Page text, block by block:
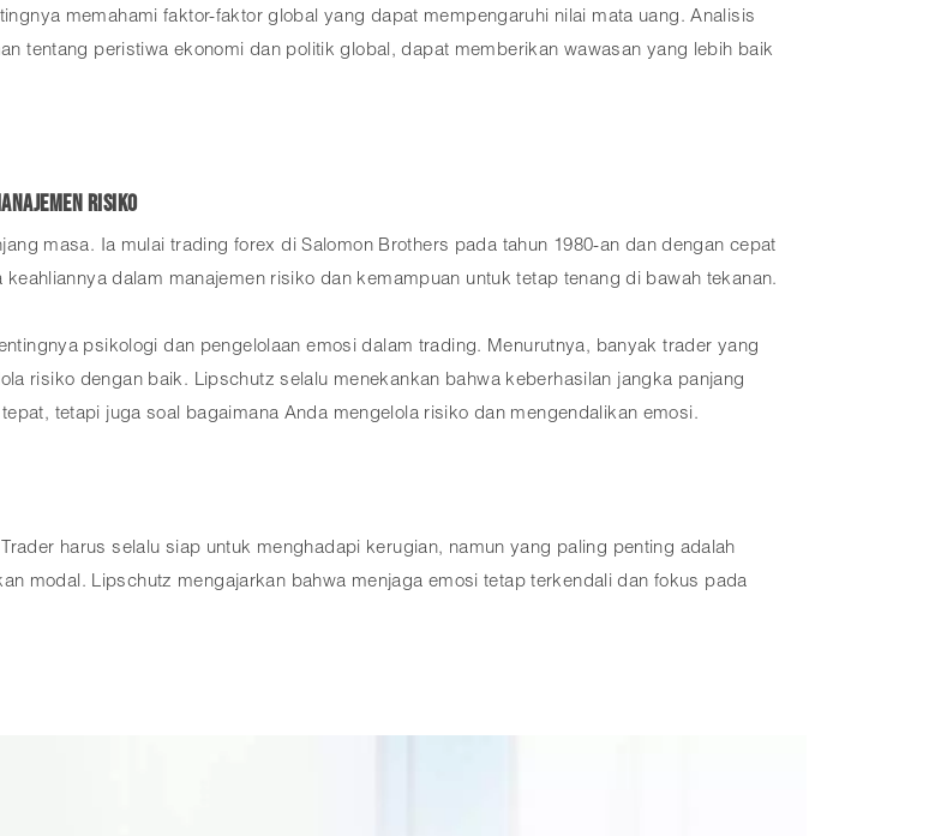
memahami faktor-faktor global yang dapat mempengaruhi nilai mata uang. Analisis
tentang peristiwa ekonomi dan politik global, dapat memberikan wawasan yang lebih baik
Risiko
masa. Ia mulai trading forex di Salomon Brothers pada tahun 1980-an dan dengan cepat
dalam manajemen risiko dan kemampuan untuk tetap tenang di bawah tekanan.
psikologi dan pengelolaan emosi dalam trading. Menurutnya, banyak trader yang
risiko dengan baik. Lipschutz selalu menekankan bahwa keberhasilan jangka panjang
tetapi juga soal bagaimana Anda mengelola risiko dan mengendalikan emosi.
harus selalu siap untuk menghadapi kerugian, namun yang paling penting adalah
modal. Lipschutz mengajarkan bahwa menjaga emosi tetap terkendali dan fokus pada